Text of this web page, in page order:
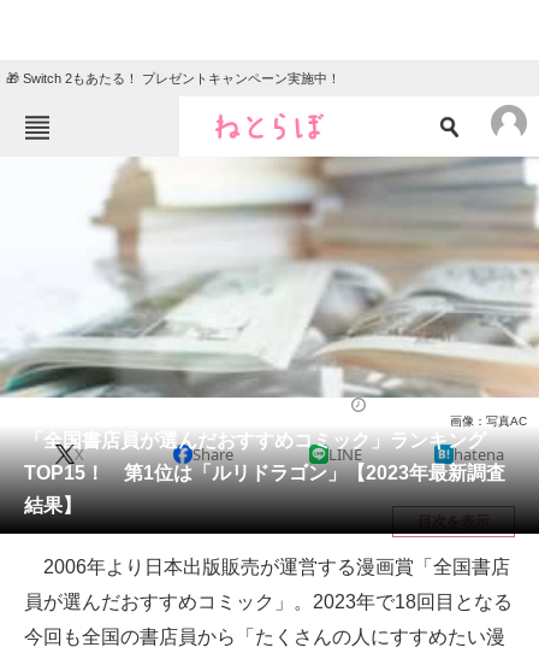
🎁 Switch 2もあたる！ プレゼントキャンペーン実施中！
ねとらぼメニュー
ニュース
クイズ
教育・育児
動物 リサーチ
会員記事
メディア
注目記事を集めた総合ページ
ITの今と未来を見通す
スマホと通信の最新トレンド
「全国書店員が選んだおすすめコミック」ランキング
TOP15！ 第1位は「ルリドラゴン」【2023年最新調査
結果】
画像：写真AC
X Share LINE hatena
目次を表示
2006年より日本出版販売が運営する漫画賞「全国書店
員が選んだおすすめコミック」。2023年で18回目となる
今回も全国の書店員から「たくさんの人にすすめたい漫